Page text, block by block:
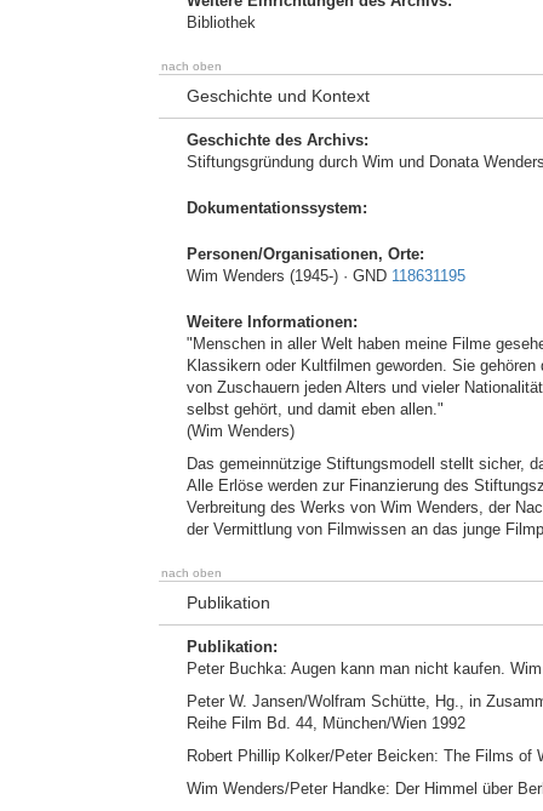
Bibliothek
nach oben
Geschichte und Kontext
Geschichte des Archivs:
Stiftungsgründung durch Wim und Donata
Dokumentationssystem:
Personen/Organisationen, Orte:
Wim Wenders (1945-) · GND 118631195
Weitere Informationen:
"Menschen in aller Welt haben meine Filme
Klassikern oder Kultfilmen geworden. Sie
von Zuschauern jeden Alters und vieler
selbst gehört, und damit eben allen."
(Wim Wenders)
Das gemeinnützige Stiftungsmodell stellt sicher,
Alle Erlöse werden zur Finanzierung des
Verbreitung des Werks von Wim Wenders, der
der Vermittlung von Filmwissen an das junge
nach oben
Publikation
Publikation:
Peter Buchka: Augen kann man nicht kaufen.
Peter W. Jansen/Wolfram Schütte, Hg., in
Reihe Film Bd. 44, München/Wien 1992
Robert Phillip Kolker/Peter Beicken: The Films of
Wim Wenders/Peter Handke: Der Himmel über